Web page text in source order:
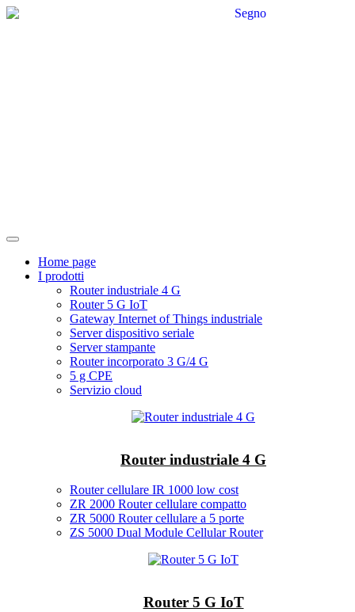
Home page
I prodotti
Router industriale 4 G
Router 5 G IoT
Gateway Internet of Things industriale
Server dispositivo seriale
Server stampante
Router incorporato 3 G/4 G
5 g CPE
Servizio cloud
Router industriale 4 G
Router cellulare IR 1000 low cost
ZR 2000 Router cellulare compatto
ZR 5000 Router cellulare a 5 porte
ZS 5000 Dual Module Cellular Router
Router 5 G IoT